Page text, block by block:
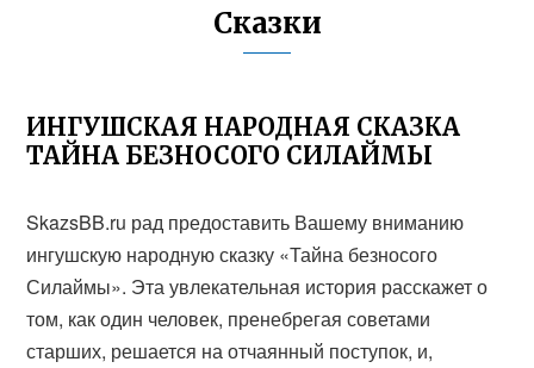
Сказки
ИНГУШСКАЯ НАРОДНАЯ СКАЗКА
ТАЙНА БЕЗНОСОГО СИЛАЙМЫ
SkazsBB.ru рад предоставить Вашему вниманию
ингушскую народную сказку «Тайна безносого
Силаймы». Эта увлекательная история расскажет о
том, как один человек, пренебрегая советами
старших, решается на отчаянный поступок, и,